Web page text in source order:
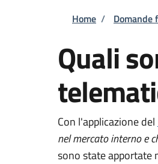
Briciole
Home / Domande
Quali
Con l'applicazione del
nel mercato interno e
sono state apportate